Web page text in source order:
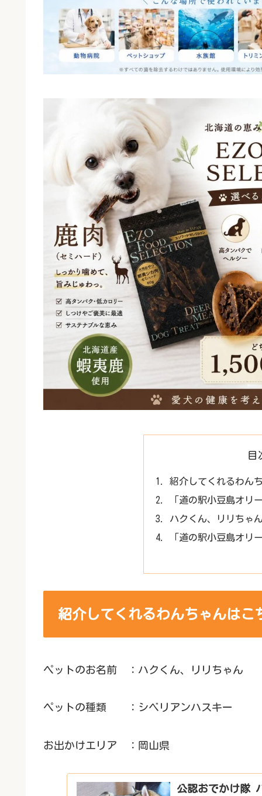
目
紹介してくれるわん
「道の駅小豆島オリ
ハクくん、リリちゃ
「道の駅小豆島オリ
紹介してくれるわんちゃんはこ
ペットのお名前 ：ハクくん、リリちゃん
ペットの種類 ：シベリアンハスキー
お出かけエリア ：岡山県
公認おでかけ隊